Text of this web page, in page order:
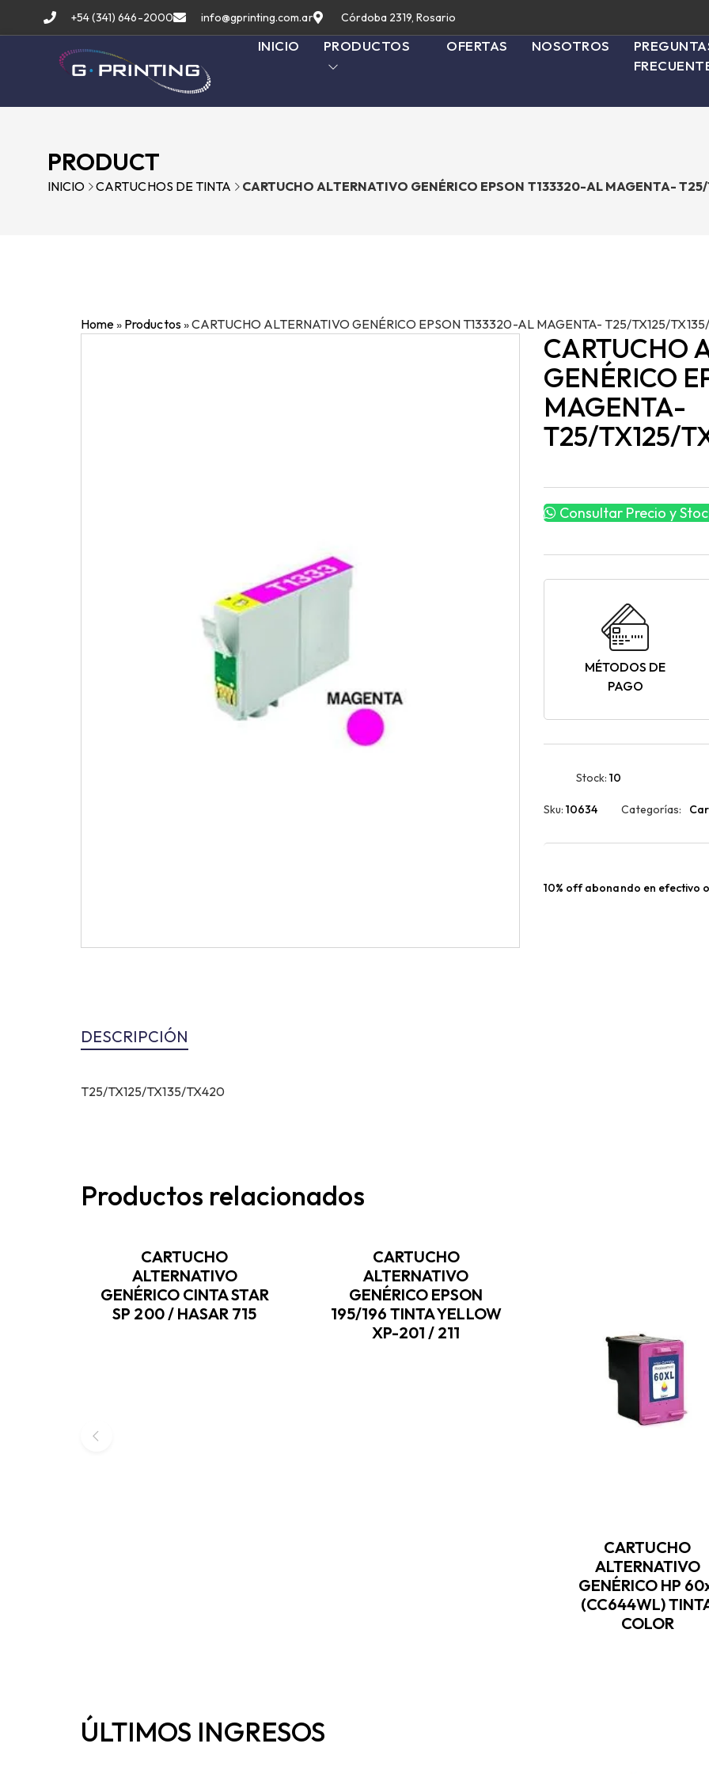
+54 (341) 646-2000 info@gprinting.com.ar Córdoba 2319, Rosario
INICIO PRODUCTOS OFERTAS NOSOTROS
PRODUCT
INICIO CARTUCHOS DE TINTA CARTUCHO ALTERNATIVO GENÉRICO EPSON T133320-AL MAGENTA-
Home» Productos»CARTUCHO ALTERNATIVO GENÉRICO EPSON T133320-AL MAGENTA- T25/TX125/
CARTUCHO
GENÉRICO
MAGENTA-
T25/TX125/
Consultar Precio y
MÉTODOS DE
PAGO
Stock:10
Sku: 10634 Categorías:
10% off abonando en efectivo
DESCRIPCIÓN
T25/TX125/TX135/TX420
Productos relacionados
CARTUCHO
ALTERNATIVO
GENÉRICO CINTA STAR
SP 200 / HASAR 715
CARTUCHO
ALTERNATIVO
GENÉRICO EPSON
195/196 TINTA YELLOW
XP-201 / 211
CARTUCHO
ALTERNATIVO
GENÉRICO HP
(CC644WL)
COLOR
ÚLTIMOS INGRESOS